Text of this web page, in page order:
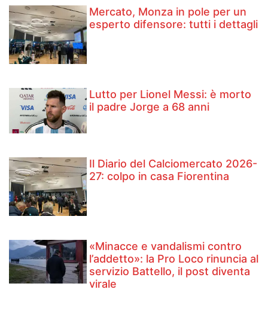
Mercato, Monza in pole per un
esperto difensore: tutti i dettagli
Lutto per Lionel Messi: è morto
il padre Jorge a 68 anni
Il Diario del Calciomercato 2026-
27: colpo in casa Fiorentina
«Minacce e vandalismi contro
l’addetto»: la Pro Loco rinuncia al
servizio Battello, il post diventa
virale